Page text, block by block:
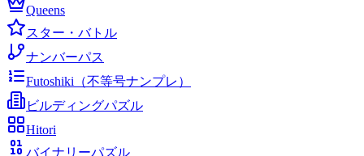
Queens
スター・バトル
ナンバーパス
Futoshiki（不等号ナンプレ）
ビルディングパズル
Hitori
バイナリーパズル